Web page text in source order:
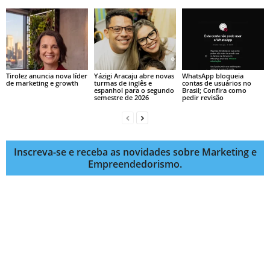
Tirolez anuncia nova líder
de marketing e growth
Yázigi Aracaju abre novas
turmas de inglês e
espanhol para o segundo
semestre de 2026
WhatsApp bloqueia
contas de usuários no
Brasil; Confira como
pedir revisão
Inscreva-se e receba as novidades sobre Marketing e
Empreendedorismo.